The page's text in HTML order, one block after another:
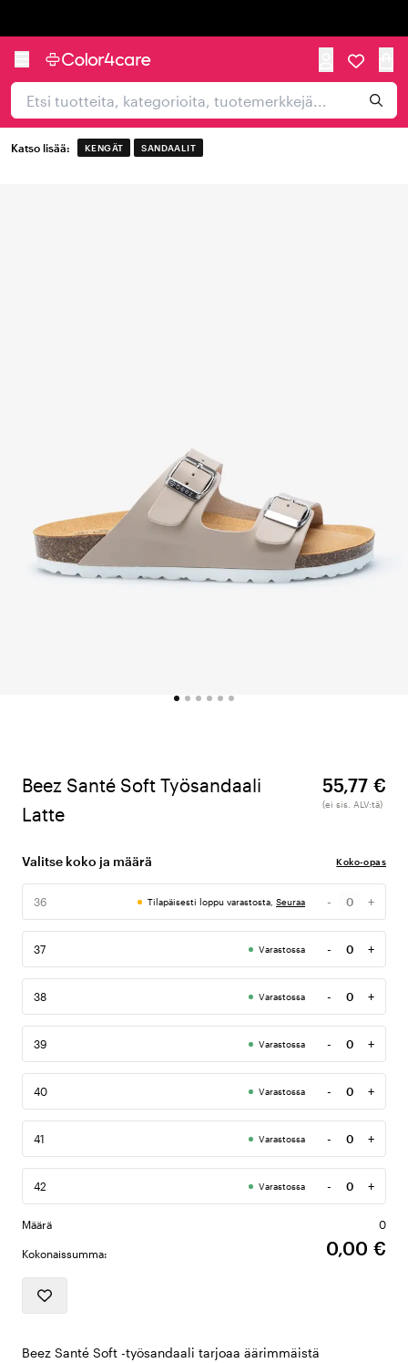
Katso lisää: KENGÄT SANDAALIT
Beez Santé Soft Työsandaali
Latte
55,77 €
(ei sis. ALV:tä)
Valitse koko ja määrä Koko-opas
36 Tilapäisesti loppu varastosta, Seuraa -
Määrä
+
37 Varastossa -
Määrä
+
38 Varastossa -
Määrä
+
39 Varastossa -
Määrä
+
40 Varastossa -
Määrä
+
41 Varastossa -
Määrä
+
42 Varastossa -
Määrä
+
Määrä 0
Kokonaissumma: 0,00 €
Beez Santé Soft -työsandaali tarjoaa äärimmäistä